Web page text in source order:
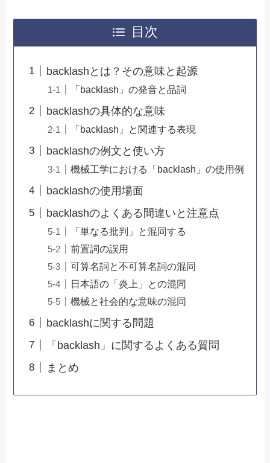
目次
backlashとは？その意味と起源
「backlash」の発音と品詞
backlashの具体的な意味
「backlash」と関連する表現
backlashの例文と使い方
機械工学における「backlash」の使用例
backlashの使用場面
backlashのよくある間違いと注意点
「単なる批判」と混同する
前置詞の誤用
可算名詞と不可算名詞の混同
日本語の「炎上」との混同
機械と社会的な意味の混同
backlashに関する問題
「backlash」に関するよくある質問
まとめ